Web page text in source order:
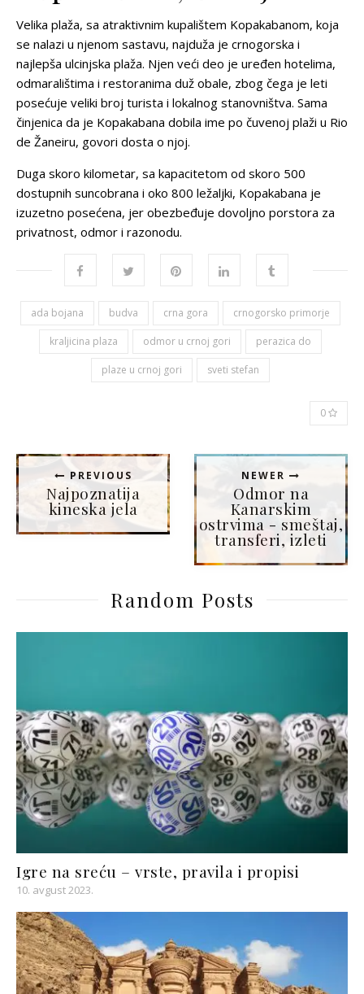
Velika plaža, sa atraktivnim kupalištem Kopakabanom, koja
se nalazi u njenom sastavu, najduža je crnogorska i
najlepša ulcinjska plaža. Njen veći deo je uređen hotelima,
odmaralištima i restoranima duž obale, zbog čega je leti
posećuje veliki broj turista i lokalnog stanovništva. Sama
činjenica da je Kopakabana dobila ime po čuvenoj plaži u Rio
de Žaneiru, govori dosta o njoj.
Duga skoro kilometar, sa kapacitetom od skoro 500
dostupnih suncobrana i oko 800 ležaljki, Kopakabana je
izuzetno posećena, jer obezbeđuje dovoljno porstora za
privatnost, odmor i razonodu.
ada bojana budva crna gora crnogorsko primorje
kraljicina plaza odmor u crnoj gori perazica do
plaze u crnoj gori sveti stefan
0
PREVIOUS
Najpoznatija
kineska jela
NEWER
Odmor na
Kanarskim
ostrvima - smeštaj,
transferi, izleti
Random Posts
Igre na sreću – vrste, pravila i propisi
10. avgust 2023.